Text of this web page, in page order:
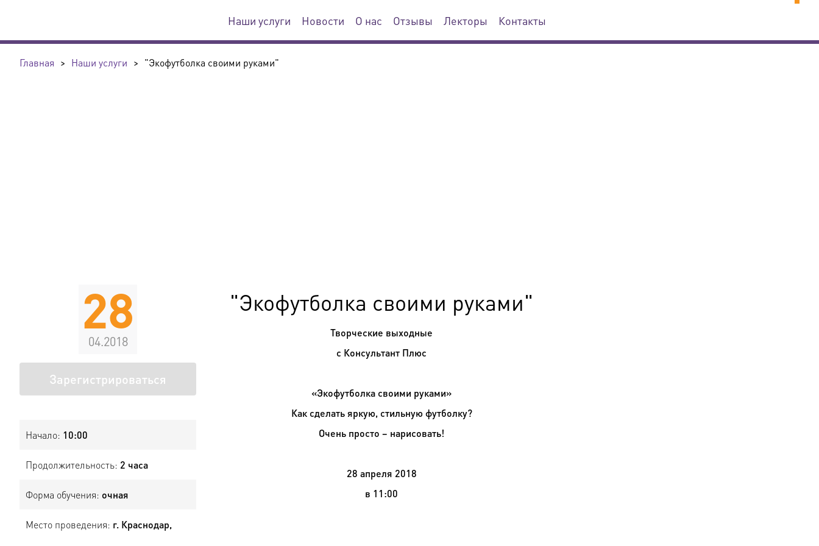
Наши услуги Новости О нас Отзывы Лекторы Контакты
Главная > Наши услуги > "Экофутболка своими руками"
28
04.2018
Зарегистрироваться
Начало: 10:00
Продолжительность: 2 часа
Форма обучения: очная
Место проведения: г. Краснодар,
"Экофутболка своими руками"
Творческие выходные
с Консультант Плюс
«Экофутболка своими руками»
Как сделать яркую, стильную футболку?
Очень просто – нарисовать!
28 апреля 2018
в 11:00